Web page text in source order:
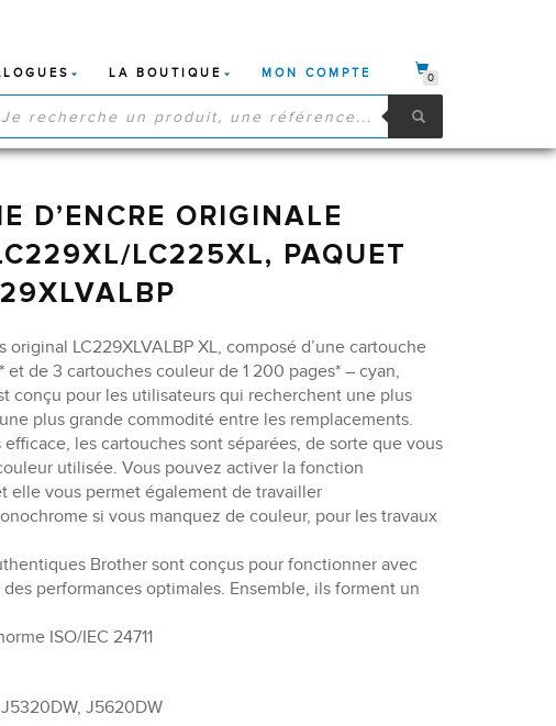
LA BOUTIQUE
MON COMPTE
0
D’ENCRE ORIGINALE
LC225XL, PAQUET
original LC229XLVALBP XL, composé d’une cartouche
de 3 cartouches couleur de 1 200 pages* – cyan,
conçu pour les utilisateurs qui recherchent une plus
plus grande commodité entre les remplacements.
les cartouches sont séparées, de sorte que vous
utilisée. Vous pouvez activer la fonction
elle vous permet également de travailler
si vous manquez de couleur, pour les travaux
Brother sont conçus pour fonctionner avec
performances optimales. Ensemble, ils forment un
ISO/IEC 24711
J5620DW